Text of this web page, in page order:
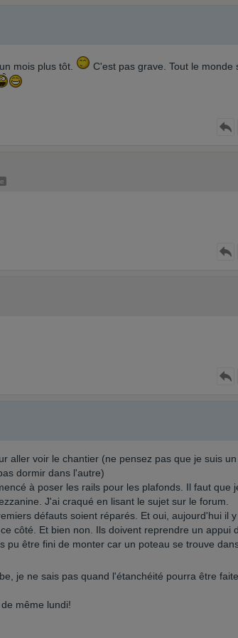
mois plus tôt.
C'est pas grave. Tout le monde
aller voir le chantier (ne pensez pas que je suis un
dormir dans l'autre)
à poser les rails pour les plafonds. Il faut que
J'ai craqué en lisant le sujet sur le forum.
défauts soient réparés. Et oui, aujourd'hui il y
côté. Et bien non. Ils doivent reprendre un appui
pu être fini de monter car un poteau se trouve
je ne sais pas quand l'étanchéité pourra être
même lundi!